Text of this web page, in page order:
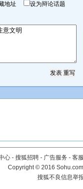
地址 设为辩论话题
心 - 搜狐招聘 - 广告服务 - 客
Copyright©2016
搜狐不良信息举